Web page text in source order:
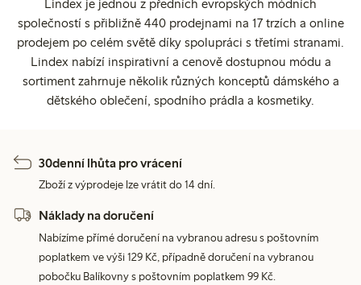
Lindex je jednou z předních evropských módních
společností s přibližně 440 prodejnami na 17 trzích a online
prodejem po celém světě díky spolupráci s třetími stranami.
Lindex nabízí inspirativní a cenově dostupnou módu a
sortiment zahrnuje několik různých konceptů dámského a
dětského oblečení, spodního prádla a kosmetiky.
30denní lhůta pro vrácení
Zboží z výprodeje lze vrátit do 14 dní.
Náklady na doručení
Nabízíme přímé doručení na vybranou adresu s poštovním
poplatkem ve výši 129 Kč, případně doručení na vybranou
pobočku Balíkovny s poštovním poplatkem 99 Kč.